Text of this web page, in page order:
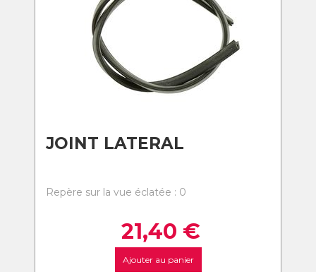
JOINT LATERAL
Repère sur la vue éclatée : 0
21,40 €
Ajouter au panier